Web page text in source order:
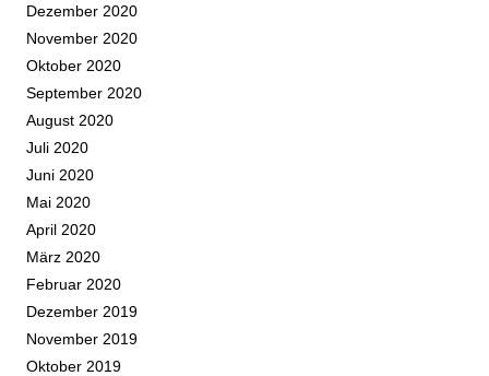
Dezember 2020
November 2020
Oktober 2020
September 2020
August 2020
Juli 2020
Juni 2020
Mai 2020
April 2020
März 2020
Februar 2020
Dezember 2019
November 2019
Oktober 2019